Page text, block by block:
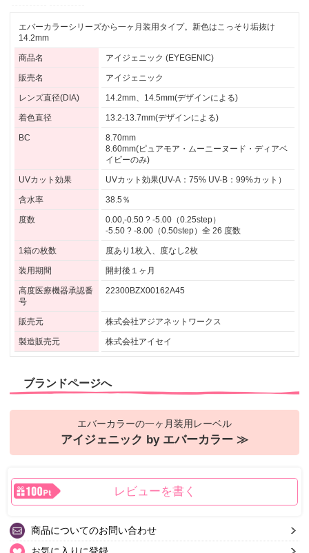
エバーカラーシリーズから一ヶ月装用タイプ。新色はこっそり垢抜け
14.2mm
商品名 アイジェニック (EYEGENIC)
販売名 アイジェニック
レンズ直径(DIA) 14.2mm、14.5mm(デザインによる)
着色直径 13.2-13.7mm(デザインによる)
BC
8.70mm
8.60mm(ピュアモア・ムーニーヌード・ディアベ
イビーのみ)
UVカット効果 UVカット効果(UV-A：75% UV-B：99%カット）
含水率 38.5％
度数
0.00,-0.50 ? -5.00（0.25step）
-5.50 ? -8.00（0.50step）全 26 度数
1箱の枚数 度あり1枚入、度なし2枚
装用期間 開封後１ヶ月
高度医療機器承認番
号
22300BZX00162A45
販売元 株式会社アジアネットワークス
製造販売元 株式会社アイセイ
ブランドページへ
エバーカラーの一ヶ月装用レーベル
アイジェニック by エバーカラー ≫
レビューを書く
商品についてのお問い合わせ